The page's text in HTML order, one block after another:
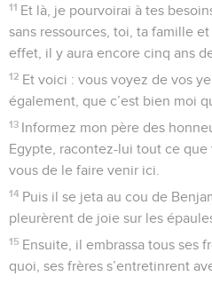
11 Et là, je pourvoirai à tes
sans ressources, toi, ta famille
effet, il y aura encore cinq ans
12 Et voici : vous voyez de vos
également, que c’est bien moi
13 Informez mon père des
Egypte, racontez-lui tout ce
vous de le faire venir ici.
14 Puis il se jeta au cou de
pleurèrent de joie sur les
15 Ensuite, il embrassa tous ses
quoi, ses frères s’entretinrent